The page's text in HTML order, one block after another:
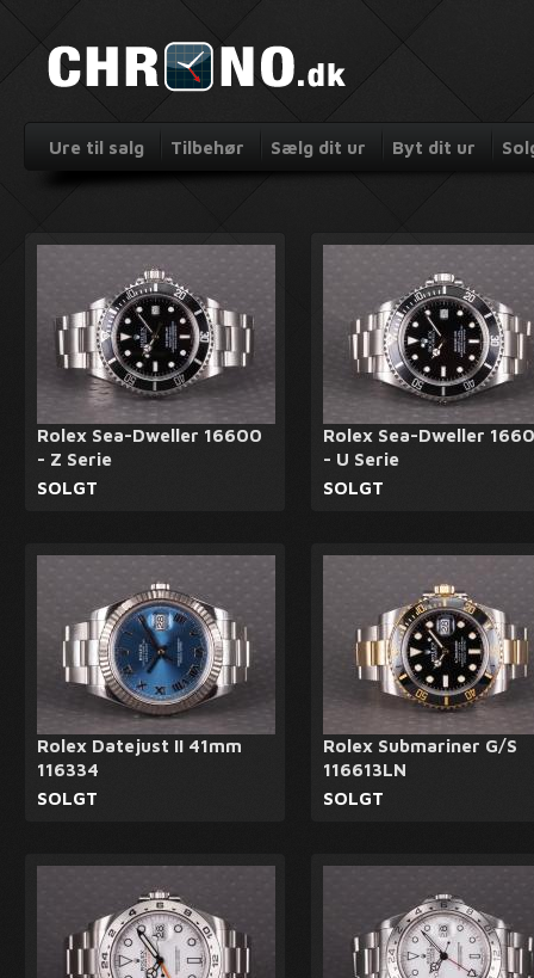
Ure til salg Tilbehør Sælg dit ur Byt dit ur
Rolex Sea-Dweller 16600
- Z Serie
SOLGT
Rolex Sea-Dweller
- U Serie
SOLGT
Rolex Datejust II 41mm
116334
SOLGT
Rolex Submariner G/S
116613LN
SOLGT